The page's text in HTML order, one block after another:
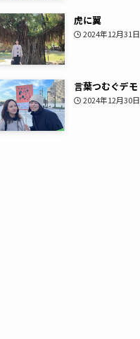
虎に翼
2024年12月31日
言葉つむぐデモ
2024年12月30日